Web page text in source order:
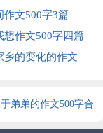
作文500字3篇
想作文500字四篇
乡的变化的作文
弟弟的作文500字合
集7篇